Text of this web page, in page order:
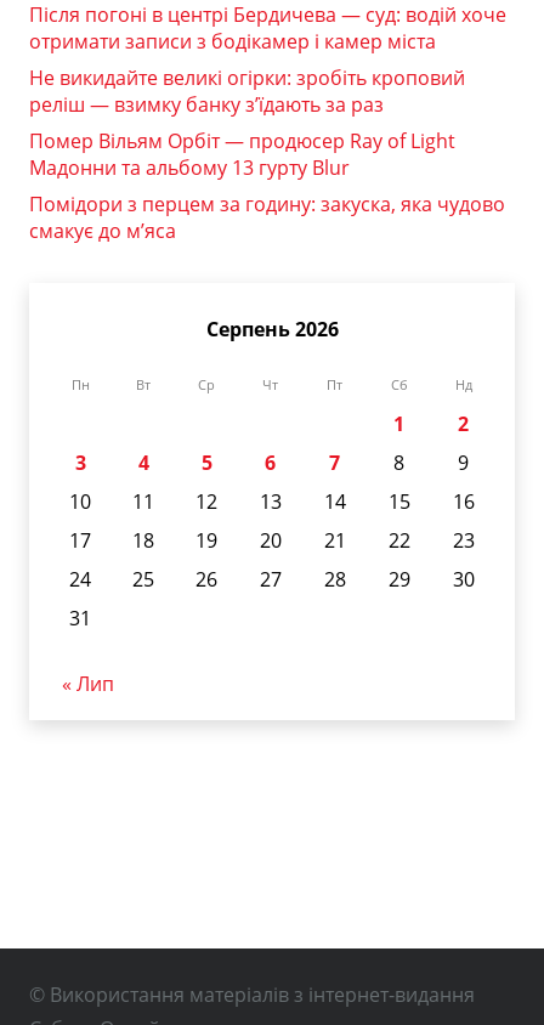
Після погоні в центрі Бердичева — суд: водій хоче
отримати записи з бодікамер і камер міста
Не викидайте великі огірки: зробіть кроповий
реліш — взимку банку з’їдають за раз
Помер Вільям Орбіт — продюсер Ray of Light
Мадонни та альбому 13 гурту Blur
Помідори з перцем за годину: закуска, яка чудово
смакує до м’яса
Серпень 2026
Пн Вт Ср Чт Пт Сб Нд
1
2
3
4 5 6 7 8
9
10
11 12 13 14 15
16
17
18 19 20 21 22
23
24
25 26 27 28 29
30
31
« Лип
© Використання матеріалів з інтернет-видання